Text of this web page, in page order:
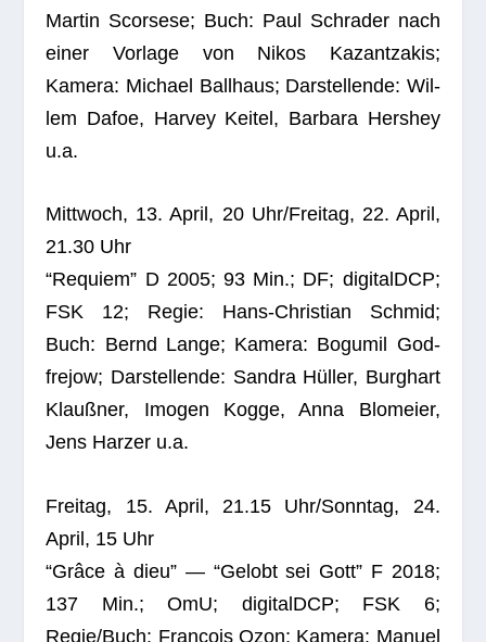
Mar­tin Scor­sese; Buch: Paul Schr­a­der nach
einer Vor­lage von Nikos Kazant­zakis;
Kamera: Michael Ball­haus; Dar­stel­lende: Wil­
lem Dafoe, Har­vey Kei­tel, Bar­bara Hers­hey
u.a.
Mitt­woch, 13. April, 20 Uhr/Freitag, 22. April,
21.30 Uhr
“Requiem” D 2005; 93 Min.; DF; digi­talDCP;
FSK 12; Regie: Hans-Chris­tian Schmid;
Buch: Bernd Lange; Kamera: Bogu­mil God­
fre­jow; Dar­stel­lende: San­dra Hül­ler, Burg­hart
Klauß­ner, Imo­gen Kogge, Anna Blo­meier,
Jens Har­zer u.a.
Frei­tag, 15. April, 21.15 Uhr/Sonntag, 24.
April, 15 Uhr
“Grâce à dieu” — “Gelobt sei Gott” F 2018;
137 Min.; OmU; digi­talDCP; FSK 6;
Regie/Buch: Fran­çois Ozon; Kamera: Manuel